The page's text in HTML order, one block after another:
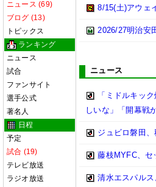
ニュース (69)
ブログ (13)
トピックス
ランキング
ニュース
試合
ファンサイト
選手公式
著名人
日程
予定
試合 (19)
テレビ放送
ラジオ放送
8/15(土)アウェ
2026/27明治安
ニュース
「ミドルキッ
しいな」「開幕戦
ジュビロ磐田
藤枝MYFC、セ
清水エスパル